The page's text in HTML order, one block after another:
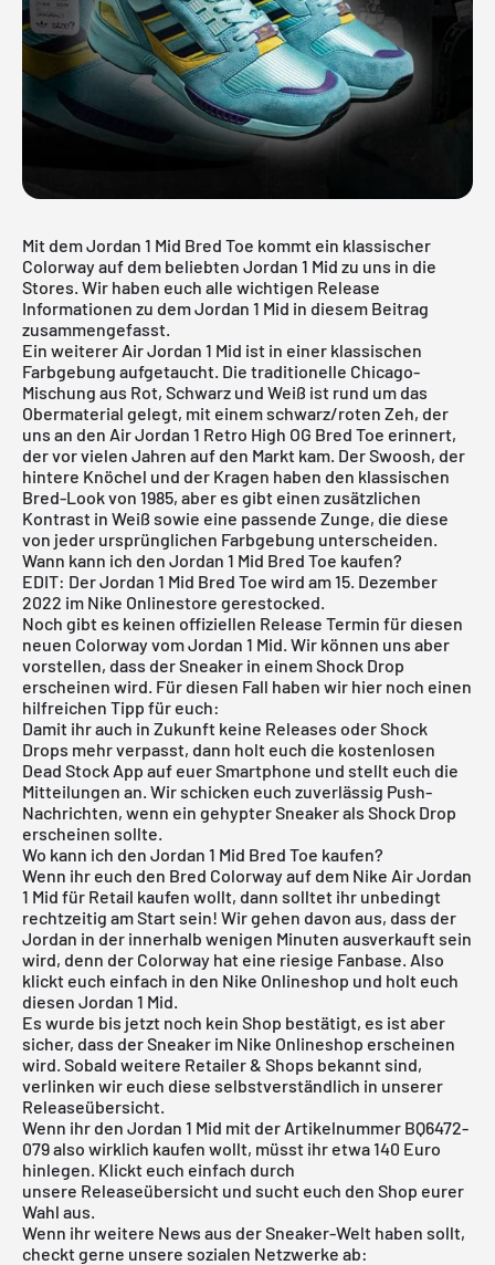
Mit dem Jordan 1 Mid Bred Toe kommt ein klassischer
Colorway auf dem beliebten Jordan 1 Mid zu uns in die
Stores. Wir haben euch alle wichtigen Release
Informationen zu demJordan 1 Mid in diesem Beitrag
zusammengefasst.
Ein weiterer Air Jordan 1 Mid ist in einer klassischen
Farbgebung aufgetaucht. Die traditionelle Chicago-
Mischung aus Rot, Schwarz und Weiß ist rund um das
Obermaterial gelegt, mit einem schwarz/roten Zeh, der
uns an den Air Jordan 1 Retro High OG Bred Toe erinnert,
der vor vielen Jahren auf den Markt kam. Der Swoosh, der
hintere Knöchel und der Kragen haben den klassischen
Bred-Look von 1985, aber es gibt einen zusätzlichen
Kontrast in Weiß sowie eine passende Zunge, die diese
von jeder ursprünglichen Farbgebung unterscheiden.
Wann kann ich den Jordan 1 Mid Bred Toe kaufen?
EDIT: Der Jordan 1 Mid Bred Toe wird am 15. Dezember
2022 im Nike Onlinestore gerestocked.
Noch gibt es keinen offiziellen Release Termin für diesen
neuen Colorway vom Jordan 1 Mid. Wir können uns aber
vorstellen, dass der Sneaker in einem Shock Drop
erscheinen wird. Für diesen Fall haben wir hier noch einen
hilfreichen Tipp für euch:
Damit ihr auch in Zukunft keine Releases oder Shock
Drops mehr verpasst, dann holt euch die kostenlosen
Dead Stock App auf euer Smartphone und stellt euch die
Mitteilungen an. Wir schicken euch zuverlässig Push-
Nachrichten, wenn ein gehypter Sneaker als Shock Drop
erscheinen sollte.
Wo kann ich den Jordan 1 Mid Bred Toe kaufen?
Wenn ihr euch den Bred Colorway auf dem Nike Air Jordan
1 Mid für Retail kaufen wollt, dann solltet ihr unbedingt
rechtzeitig am Start sein! Wir gehen davon aus, dass der
Jordan in der innerhalb wenigen Minuten ausverkauft sein
wird, denn der Colorway hat eine riesige Fanbase. Also
klickt euch einfach in den Nike Onlineshop und holt euch
diesen Jordan 1 Mid.
Es wurde bis jetzt noch kein Shop bestätigt, es ist aber
sicher, dass der Sneaker im Nike Onlineshop erscheinen
wird. Sobald weitere Retailer & Shops bekannt sind,
verlinken wir euch diese selbstverständlich in unserer
Releaseübersicht.
Wenn ihr den Jordan 1 Mid mit der Artikelnummer BQ6472-
079 also wirklich kaufen wollt, müsst ihr etwa 140 Euro
hinlegen. Klickt euch einfach durch
unsere Releaseübersicht und sucht euch den Shop eurer
Wahl aus.
Wenn ihr weitere News aus der Sneaker-Welt haben sollt,
checkt gerne unsere sozialen Netzwerke ab: